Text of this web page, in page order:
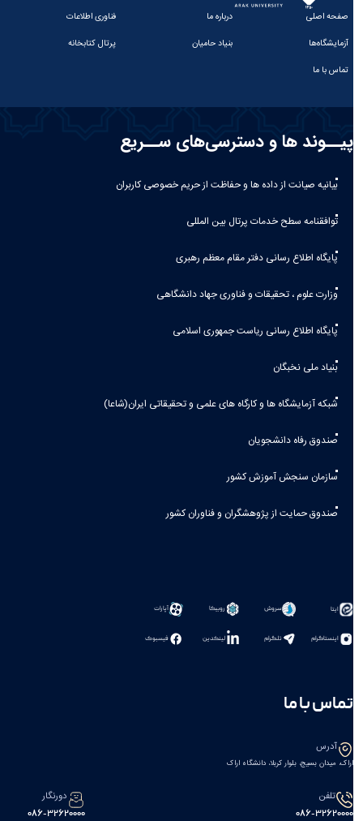
صفحه اصلی درباره ما
فناوری اطلاعات
آزمایشگاه‌ها
بنیاد حامیان
پرتال کتابخانه
تماس با ما
پیــوند ها و دسترسی‌های ســریع
بیانیه صيانت از داده ها و حفاظت از حريم خصوصی كاربران
توافقنامه سطح خدمات پرتال بین المللی
پایگاه اطلاع رسانی دفتر مقام معظم رهبری
وزارت علوم ، تحقیقات و فناوری جهاد دانشگاهی
پایگاه اطلاع رسانی ریاست جمهوری اسلامی
بنیاد ملی نخبگان
شبکه آزمایشگاه ها و کارگاه های علمی و تحقیقاتی ایران(شاعا)
صندوق رفاه دانشجویان
سازمان سنجش آموزش کشور
صندوق حمایت از پژوهشگران و فناوران کشور
ایتا سروش روبیکا آپارات
اینستاگرام تلگرام لینکدین فیسبوک
تماس با ما
آدرس
اراک، میدان بسیج، بلوار کربلا، دانشگاه اراک
تلفن
086-32620000
دورنگار
086-32620000